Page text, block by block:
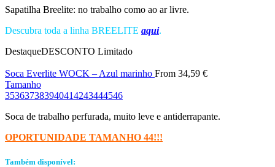
Sapatilha Breelite: no trabalho como ao ar livre.
Descubra toda a linha BREELITE aqui.
DestaqueDESCONTO Limitado
Soca Everlite WOCK – Azul marinho From 34,59 €
Tamanho
353637383940414243444546
Soca de trabalho perfurada, muito leve e antiderrapante.
OPORTUNIDADE TAMANHO 44!!!
Também disponível: